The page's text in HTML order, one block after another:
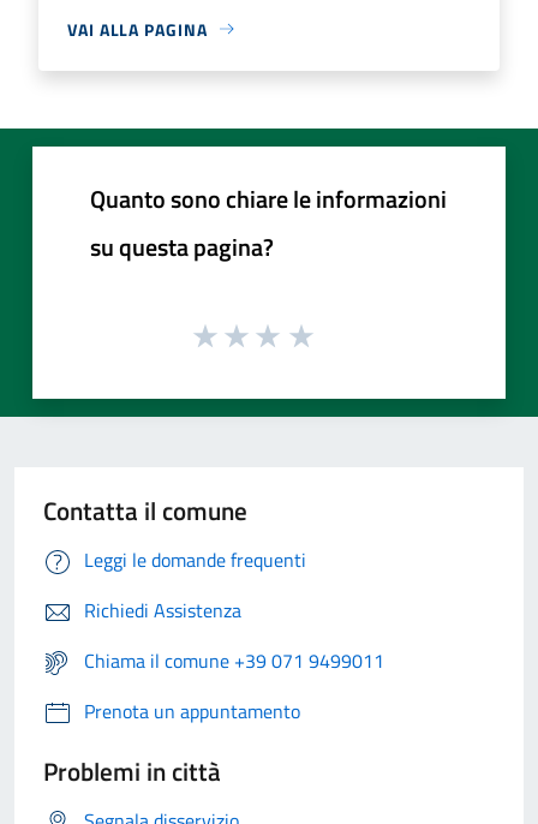
VAI ALLA PAGINA
Quanto sono chiare le informazioni
su questa pagina?
Contatta il comune
Leggi le domande frequenti
Richiedi Assistenza
Chiama il comune +39 071 9499011
Prenota un appuntamento
Problemi in città